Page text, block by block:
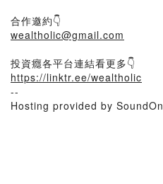
合作邀約👇
wealtholic@gmail.com
投資癮各平台連結看更多👇
https://linktr.ee/wealtholic
--
Hosting provided by SoundOn